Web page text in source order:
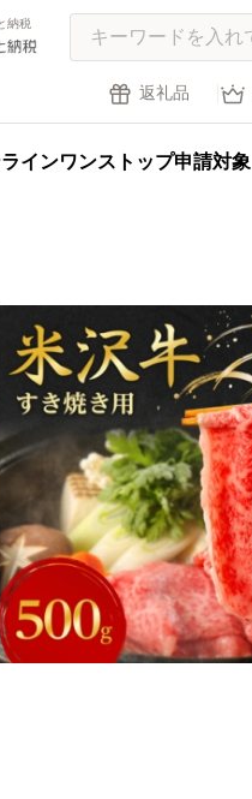
納税
返礼品
インワンストップ申請対象